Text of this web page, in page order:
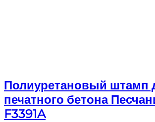
Полиуретановый штамп
печатного бетона
F3391A